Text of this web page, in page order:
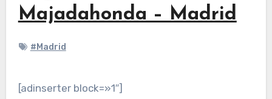
Majadahonda – Madrid
#Madrid
[adinserter block=»1″]